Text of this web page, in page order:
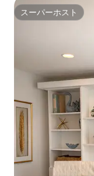
スーパーホスト
スーパーホスト